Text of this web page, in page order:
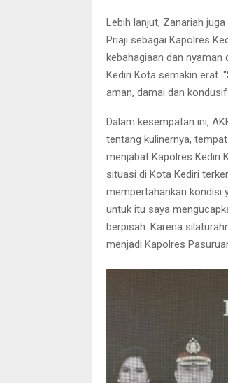
Lebih lanjut, Zanariah
Priaji sebagai Kapolres
kebahagiaan dan nyaman
Kediri Kota semakin erat.
aman, damai dan
Dalam kesempatan ini,
tentang kulinernya,
menjabat Kapolres Kediri
situasi di Kota Kediri
mempertahankan kondisi
untuk itu saya
berpisah. Karena
menjadi Kapolres